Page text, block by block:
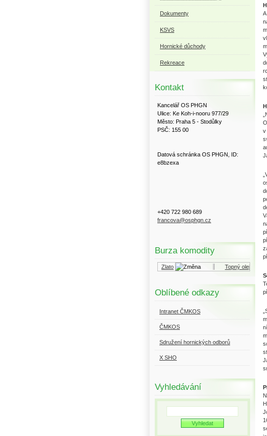
v
Dokumenty
KSVS
Hornické důchody
Rekreace
Kontakt
Kancelář OS PHGN
Ulice: Ke Koh-i-nooru 977/29
Město: Praha 5 - Stodůlky
PSČ: 155 00
Datová schránka OS PHGN, ID:
e8bzexa
+420 722 980 689
francova@osphgn.cz
Burza komodity
Zlato Topný olej
Oblíbené odkazy
Intranet ČMKOS
ČMKOS
Sdružení hornických odborů
X SHO
Vyhledávání